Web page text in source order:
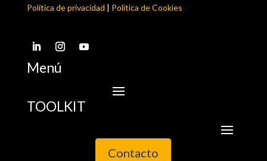
Política de privacidad | Política de Cookies
Menú
TOOLKIT
Contacto